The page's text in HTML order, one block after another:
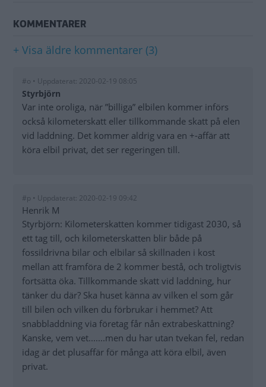
KOMMENTARER
+ Visa äldre kommentarer (3)
#o • Uppdaterat: 2020-02-19 08:05
Styrbjörn
Var inte oroliga, när ”billiga” elbilen kommer införs
också kilometerskatt eller tillkommande skatt på elen
vid laddning. Det kommer aldrig vara en +-affär att
köra elbil privat, det ser regeringen till.
#p • Uppdaterat: 2020-02-19 09:42
Henrik M
Styrbjörn: Kilometerskatten kommer tidigast 2030, så
ett tag till, och kilometerskatten blir både på
fossildrivna bilar och elbilar så skillnaden i kost
mellan att framföra de 2 kommer bestå, och troligtvis
fortsätta öka. Tillkommande skatt vid laddning, hur
tänker du där? Ska huset känna av vilken el som går
till bilen och vilken du förbrukar i hemmet? Att
snabbladdning via företag får nån extrabeskattning?
Kanske, vem vet.......men du har utan tvekan fel, redan
idag är det plusaffär för många att köra elbil, även
privat.